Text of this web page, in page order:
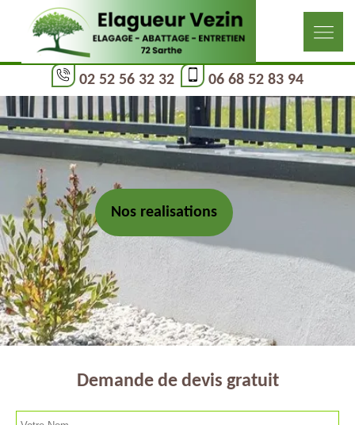
02 52 56 32 32 06 68 52 83 94
Nos realisations
Demande de devis gratuit